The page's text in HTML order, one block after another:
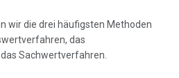
wir die drei häufigsten Methoden
das
Sachwertverfahren.